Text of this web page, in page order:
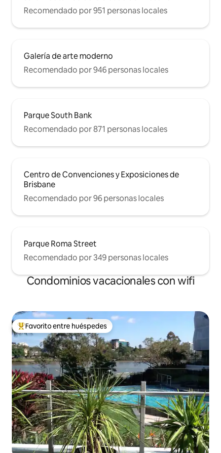
Recomendado por 951 personas locales
Galería de arte moderno
Recomendado por 946 personas locales
Parque South Bank
Recomendado por 871 personas locales
Centro de Convenciones y Exposiciones de
Brisbane
Recomendado por 96 personas locales
Parque Roma Street
Recomendado por 349 personas locales
Condominios vacacionales con wifi
Favorito entre huéspedes preferido
Favorito entre huéspedes